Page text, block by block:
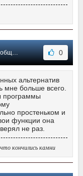
#98 0
альтернатив
мне больше всего.
программы
простеньком и
функции она
не раз.
кончились камни